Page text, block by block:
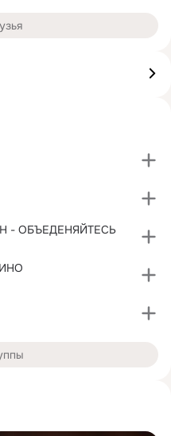
- ОБЪЕДЕНЯЙТЕСЬ